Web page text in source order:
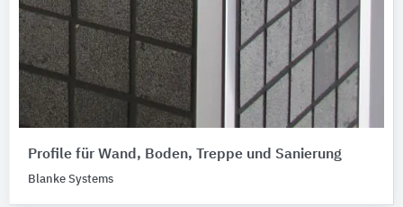
Profile für Wand, Boden, Treppe und Sanierung
Blanke Systems